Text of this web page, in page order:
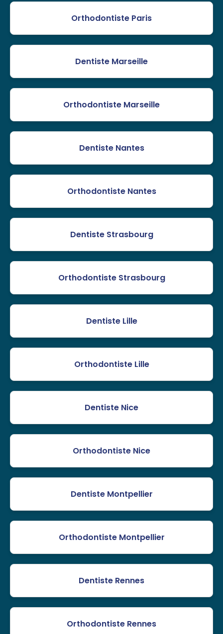
Orthodontiste Paris
Dentiste Marseille
Orthodontiste Marseille
Dentiste Nantes
Orthodontiste Nantes
Dentiste Strasbourg
Orthodontiste Strasbourg
Dentiste Lille
Orthodontiste Lille
Dentiste Nice
Orthodontiste Nice
Dentiste Montpellier
Orthodontiste Montpellier
Dentiste Rennes
Orthodontiste Rennes